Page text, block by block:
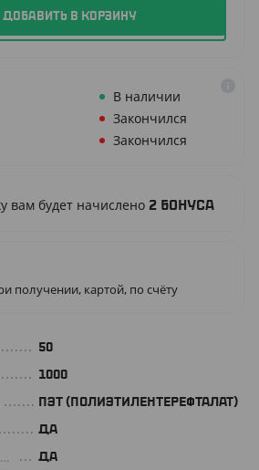
ДОБАВИТЬ В КОРЗИНУ
В наличии
Закончился
Закончился
вам будет начислено 2 бонуса
получении, картой, по счёту
50
1000
ПЭТ (ПОЛИЭТИЛЕНТЕРЕФТАЛАТ)
ДА
Для продуктов не выше +70 C° Да